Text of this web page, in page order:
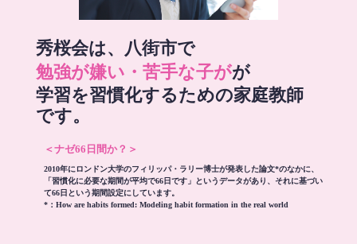
秀桜会は、八街市で
勉強が嫌い・苦手な子がが
学習を習慣化するための家庭教師
です。
＜ナゼ66日間か？＞
2010年にロンドン大学のフィリッパ・ラリー博士が発表した論文*のなかに、
「習慣化に必要な期間が平均で66日です」というデータがあり、それに基づい
て66日という期間設定にしています。
*： How are habits formed: Modeling habit formation in the real world